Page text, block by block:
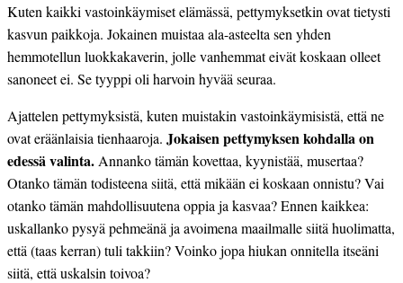
Kuten kaikki vastoinkäymiset elämässä, pettymyksetkin ovat tietysti
kasvun paikkoja. Jokainen muistaa ala-asteelta sen yhden
hemmotellun luokkakaverin, jolle vanhemmat eivät koskaan olleet
sanoneet ei. Se tyyppi oli harvoin hyvää seuraa.
Ajattelen pettymyksistä, kuten muistakin vastoinkäymisistä, että ne
ovat eräänlaisia tienhaaroja. Jokaisen pettymyksen kohdalla on
edessä valinta. Annanko tämän kovettaa, kyynistää, musertaa?
Otanko tämän todisteena siitä, että mikään ei koskaan onnistu? Vai
otanko tämän mahdollisuutena oppia ja kasvaa? Ennen kaikkea:
uskallanko pysyä pehmeänä ja avoimena maailmalle siitä huolimatta,
että (taas kerran) tuli takkiin? Voinko jopa hiukan onnitella itseäni
siitä, että uskalsin toivoa?